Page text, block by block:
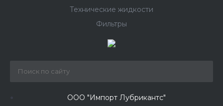
Технические жидкости
Фильтры
ООО "Импорт Лубрикантс"